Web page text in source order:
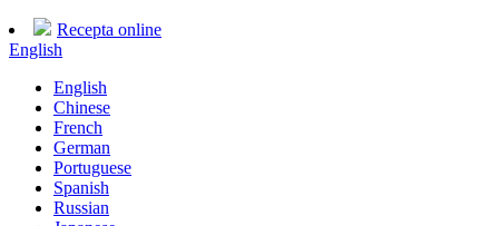
Recepta online
English
English
Chinese
French
German
Portuguese
Spanish
Russian